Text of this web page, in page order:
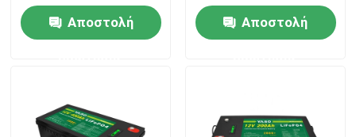
μπαταρία 48v Lifepo4
Αδιάβροχη μπαταρία Lifepo4
Αποστολή
20Ah 10Ah
Αποστολή